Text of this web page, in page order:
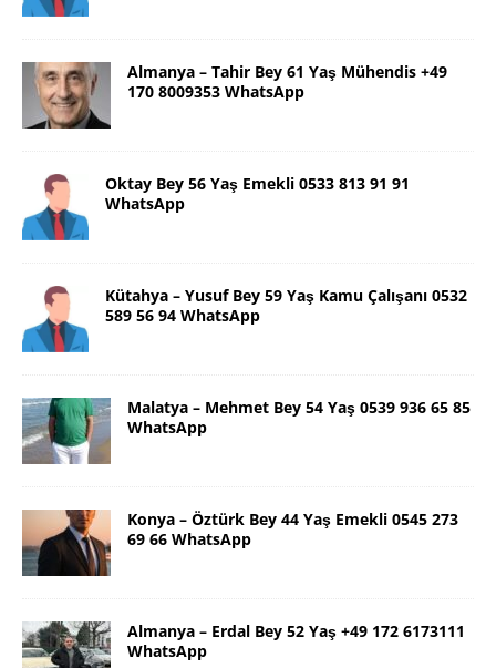
Almanya – Tahir Bey 61 Yaş Mühendis +49
170 8009353 WhatsApp
Oktay Bey 56 Yaş Emekli 0533 813 91 91
WhatsApp
Kütahya – Yusuf Bey 59 Yaş Kamu Çalışanı 0532
589 56 94 WhatsApp
Malatya – Mehmet Bey 54 Yaş 0539 936 65 85
WhatsApp
Konya – Öztürk Bey 44 Yaş Emekli 0545 273
69 66 WhatsApp
Almanya – Erdal Bey 52 Yaş +49 172 6173111
WhatsApp